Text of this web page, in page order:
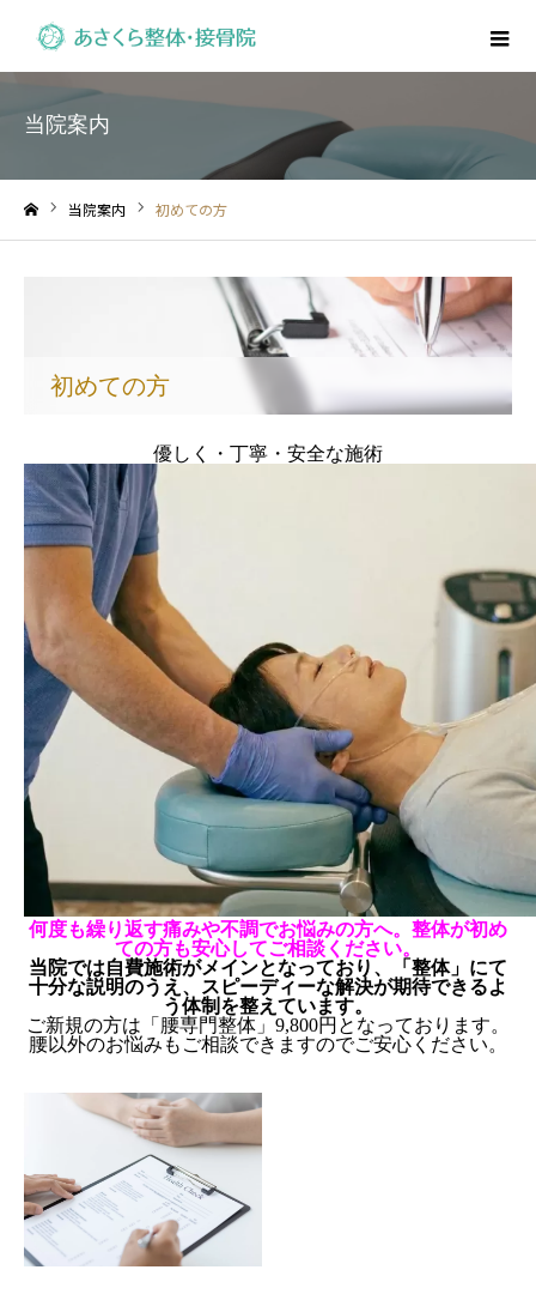
当院案内
当院案内 初めての方
初めての方
優しく・丁寧・安全な施術
何度も繰り返す痛みや不調でお悩みの方へ。整体が初め
ての方も安心してご相談ください。
当院では自費施術がメインとなっており、「整体」にて
十分な説明のうえ、スピーディーな解決が期待できるよ
う体制を整えています。
ご新規の方は「腰専門整体」9,800円となっております。
腰以外のお悩みもご相談できますのでご安心ください。